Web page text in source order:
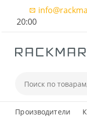
20:00
Производители